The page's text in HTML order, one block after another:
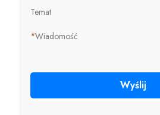
Temat
*Wiadomość
Wyślij